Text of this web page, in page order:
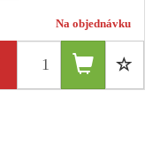
Na objednávku